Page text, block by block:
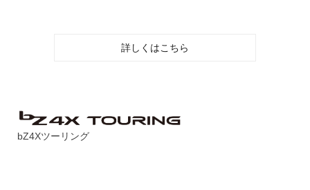
詳しくはこちら
bZ4Xツーリング